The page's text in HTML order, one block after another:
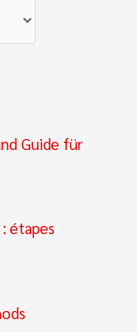
Guide für
étapes